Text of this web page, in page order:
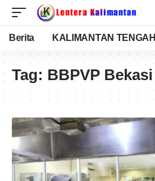
Berita KALIMANTAN TENGAH
Tag: BBPVP Bekasi